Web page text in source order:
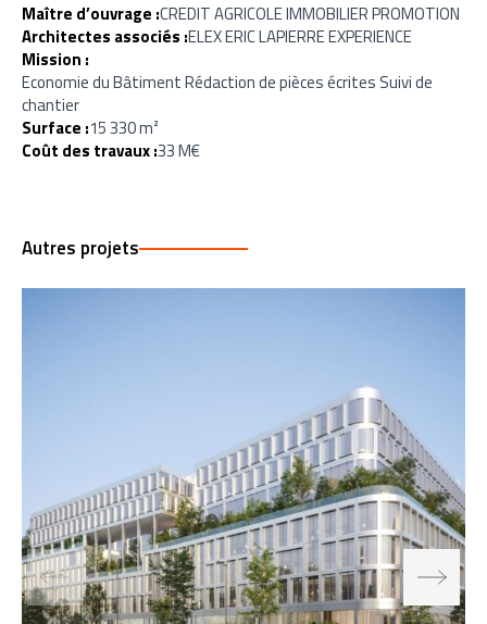
Maître d’ouvrage :CREDIT AGRICOLE IMMOBILIER PROMOTION
Architectes associés :ELEX ERIC LAPIERRE EXPERIENCE
Mission :
Economie du Bâtiment Rédaction de pièces écrites Suivi de
chantier
Surface :15 330 m²
Coût des travaux :33 M€
Autres projets